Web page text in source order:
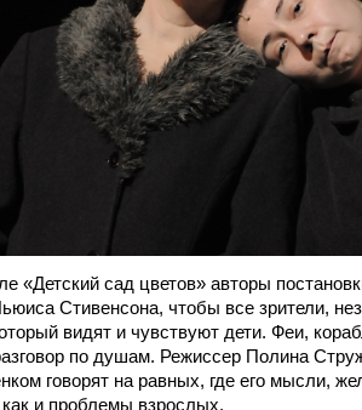
«Детский сад цветов» авторы
Стивенсона, чтобы все зрители,
видят и чувствуют дети. Феи,
по душам. Режиссер Полина
говорят на равных, где его мысли,
как и проблемы взрослых.